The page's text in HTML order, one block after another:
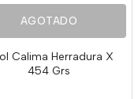
AGOTADO
Calima Herradura X
454 Grs